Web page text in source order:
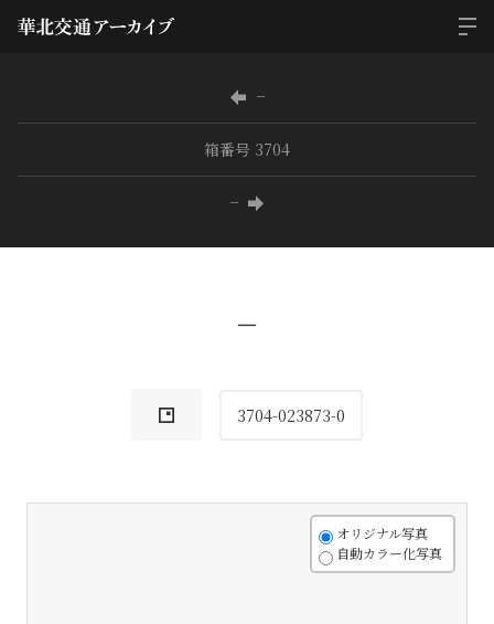
−
箱番号 3704
−
−
3704-023873-0
オリジナル写真
自動カラー化写真